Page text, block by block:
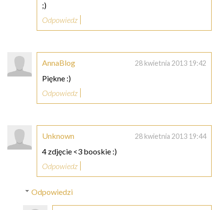
;)
Odpowiedz
AnnaBlog 28 kwietnia 2013 19:42
Piękne :)
Odpowiedz
Unknown 28 kwietnia 2013 19:44
4 zdjęcie <3 booskie :)
Odpowiedz
Odpowiedzi